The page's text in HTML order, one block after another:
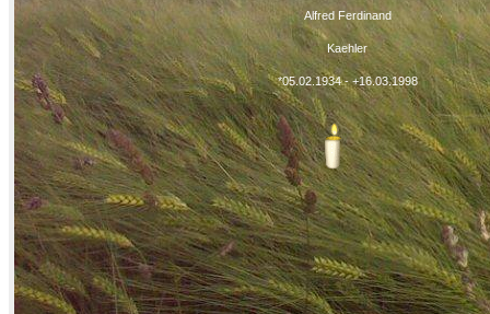
Alfred Ferdinand
Kaehler
*05.02.1934 - +16.03.1998